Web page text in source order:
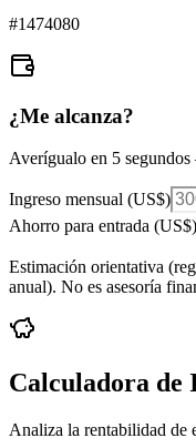
#1474080
¿Me alcanza?
Averígualo en 5
Ingreso mensual (US$)
Ahorro para entrada (US$)
Estimación orientativa
anual). No es asesoría
Calculadora de
Analiza la rentabilidad de